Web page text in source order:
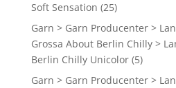
Soft Sensation (25)
Garn > Garn Producenter >
Grossa About Berlin Chilly >
Berlin Chilly Unicolor (5)
Garn > Garn Producenter >